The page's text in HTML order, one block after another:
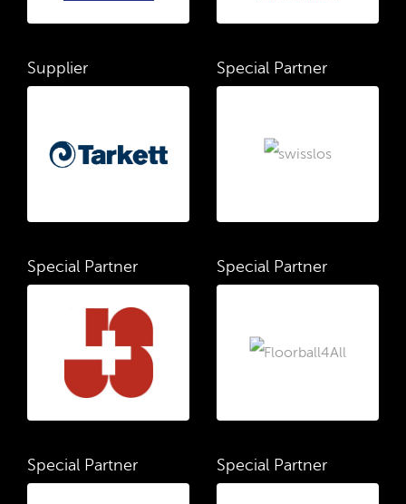
Supplier Special Partner
Special Partner Special Partner
Special Partner Special Partner